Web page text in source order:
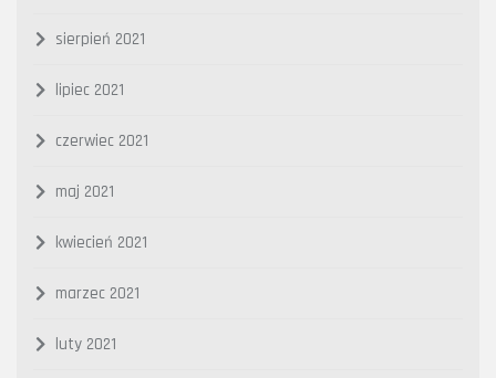
sierpień 2021
lipiec 2021
czerwiec 2021
maj 2021
kwiecień 2021
marzec 2021
luty 2021